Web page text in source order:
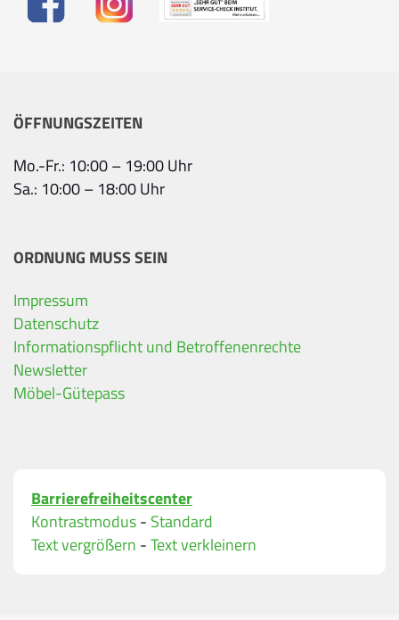
ÖFFNUNGSZEITEN
Mo.-Fr.: 10:00 – 19:00 Uhr
Sa.: 10:00 – 18:00 Uhr
ORDNUNG MUSS SEIN
Impressum
Datenschutz
Informationspflicht und Betroffenenrechte
Newsletter
Möbel-Gütepass
Barrierefreiheitscenter
Kontrastmodus- Standard
Text vergrößern -Text verkleinern
Ihre Kontaktdaten
Alle mit Stern gekennzeichneten Felder sind
Name
Bitte geben Sie eine gültige E-Mail-Adresse ein.
Telefon*